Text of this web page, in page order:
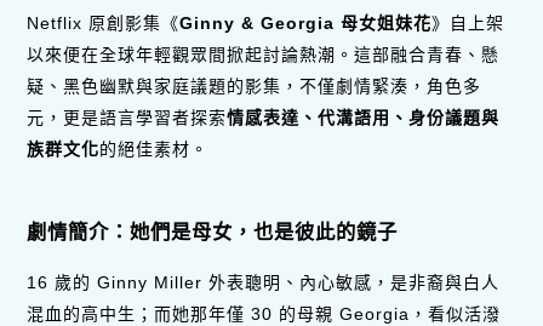
Netflix 原創影集《Ginny & Georgia 母女姐妹花》自上架
以來便在全球年輕觀眾間掀起討論熱潮。這部融合青春、懸
疑、黑色幽默與家庭議題的影集，不僅劇情緊湊，角色多
元，更是語言學習者探索情感表達、代溝語用、身份議題與
族群文化的絕佳素材。
劇情簡介：她們是母女，也是彼此的鏡子
16 歲的 Ginny Miller 外表聰明、內心敏感，是非裔與白人
混血的高中生；而她那年僅 30 的母親 Georgia，看似活潑